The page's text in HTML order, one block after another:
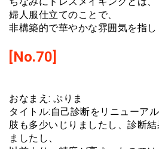
婦人服仕立てのことで、
非構築的で華やかな雰囲気を指し
[No.70]
おなまえ: ぷりま
タイトル:自己診断をリニューアル
肢も多少いじりましたし、診断
ましたし、